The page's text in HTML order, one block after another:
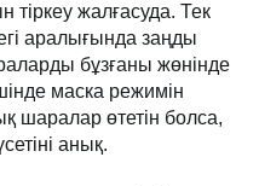
тіркеу жалғасуда. Тек
аралығында заңды
бұзғаны жөнінде
маска режимін
шаралар өтетін болса,
анық.